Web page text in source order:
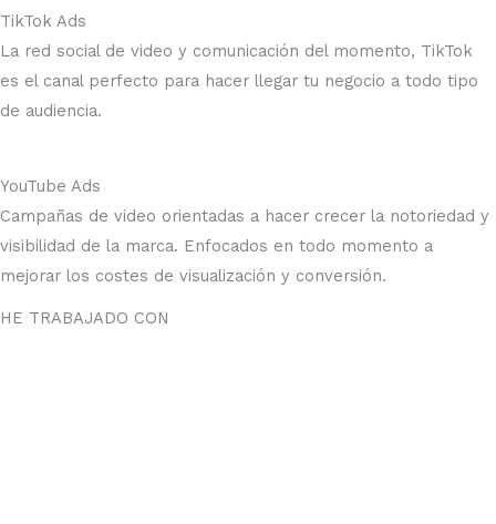
TikTok Ads
La red social de video y comunicación del momento, TikTok
es el canal perfecto para hacer llegar tu negocio a todo tipo
de audiencia.
YouTube Ads
Campañas de video orientadas a hacer crecer la notoriedad y
visibilidad de la marca. Enfocados en todo momento a
mejorar los costes de visualización y conversión.
HE TRABAJADO CON